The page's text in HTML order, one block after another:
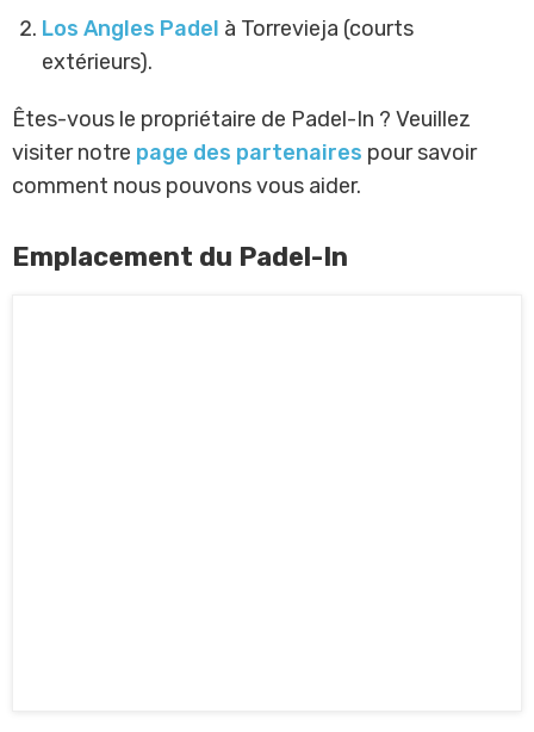
Los Angles Padel à Torrevieja (courts
extérieurs).
Êtes-vous le propriétaire de Padel-In ? Veuillez
visiter notre page des partenaires pour savoir
comment nous pouvons vous aider.
Emplacement du Padel-In